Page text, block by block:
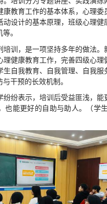
学子风采
教育家精神万里行
康教育工作的基本体系，心理委
动设计的基本原理，班级心理健
。
培训，是一项坚持多年的做法。
理健康教育工作，完善四级心理
生自我教育、自我管理、自我服
干预的长效机制。
纷纷表示，培训后受益匪浅，能
也能更好的自助与助人。（学